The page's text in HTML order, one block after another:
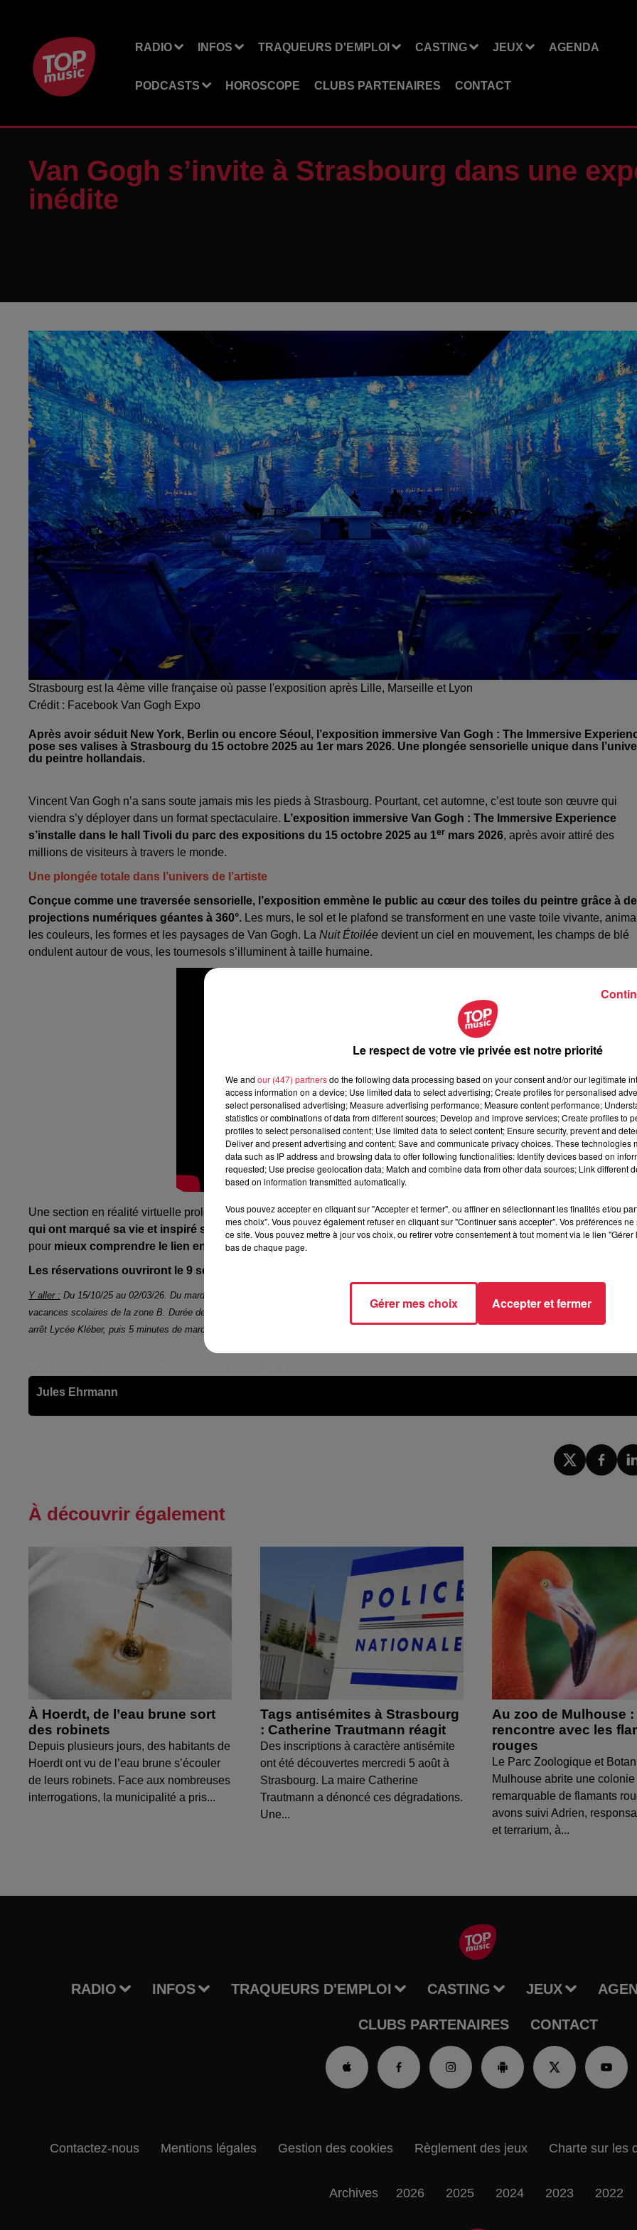
RADIO INFOS TRAQUEURS D'EMPLOI CASTING JEUX AGENDA
PODCASTS HOROSCOPE CLUBS PARTENAIRES CONTACT
Van Gogh s’invite à Strasbourg dans une
inédite
Strasbourg est la 4ème ville française où passe l'exposition après Lille, Marseille et Lyon
Crédit : Facebook Van Gogh Expo
Après avoir séduit New York, Berlin ou encore Séoul, l’exposition immersive Van Gogh : The Immersive
pose ses valises à Strasbourg du 15 octobre 2025 au 1er mars 2026. Une plongée sensorielle unique dans
du peintre hollandais.
Vincent Van Gogh n’a sans soute jamais mis les pieds à Strasbourg. Pourtant, cet automne, c’est toute son œuvre qui
viendra s’y déployer dans un format spectaculaire. L’exposition immersive Van Gogh : The Immersive Experience
s’installe dans le hall Tivoli du parc des expositions du 15 octobre 2025 au 1er mars 2026, après avoir attiré des
millions de visiteurs à travers le monde.
Une plongée totale dans l’univers de l’artiste
Conçue comme une traversée sensorielle, l’exposition emmène le public au cœur des toiles du peintre grâce à
projections numériques géantes à 360°. Les murs, le sol et le plafond se transforment en une vaste toile vivante,
les couleurs, les formes et les paysages de Van Gogh. La Nuit Étoilée devient un ciel en mouvement, les champs de blé
ondulent autour de vous, les tournesols s’illuminent à taille humaine.
Une section en réalité virtuelle prolonge l’expérience en permettant desuivre le parcours de l’artiste à travers les lieux
qui ont marqué sa vie et inspiré ses œuvres. Arles, Saint-Rémy, Auvers-sur-Oise :
autant d’étapes reconstituées en 3D
pour mieux comprendre le lien entre sa vie intérieure et sa production artistique.
Les réservations ouvriront le 9 septembre, mais les plus impatients peuvent déjà s’inscrire sur
Y aller : Du 15/10/25 au 02/03/26. Du mardi au dimanche de 10h à 18h - dernière entrée à 16h30. Ouvert uniquement les lundis feriés et pendant les
vacances scolaires de la zone B. Durée de la visite : 1h/1h15.
, Parc des Expositions, Strasbourg. Trams B et
arrêt Lycée Kléber, puis 5 minutes de marche. Ouvert à tous.
Jules Ehrmann
À découvrir également
À Hoerdt, de l’eau brune sort
des robinets
Depuis plusieurs jours, des habitants de
Hoerdt ont vu de l’eau brune s’écouler
de leurs robinets. Face aux nombreuses
interrogations, la municipalité a pris...
Tags antisémites à Strasbourg
: Catherine Trautmann réagit
Des inscriptions à caractère antisémite
ont été découvertes mercredi 5 août à
Strasbourg. La maire Catherine
Trautmann a dénoncé ces dégradations.
Une...
Au zoo de Mulhouse :
rencontre avec les
rouges
Le Parc Zoologique et
Mulhouse abrite une colonie
remarquable de flamants
avons suivi Adrien,
et terrarium, à...
RADIO INFOS TRAQUEURS D'EMPLOI CASTING JEUX
CLUBS PARTENAIRES CONTACT
Contactez-nous Mentions légales Gestion des cookies Règlement des jeux Charte sur les
Archives 2026 2025 2024 2023 2022
Le respect de votre vie privée est notre priorité
We and our (447) partnersdo the following data processing based on your consent and/or our legitimate
access information on a device; Use limited data to select advertising; Create profiles for personalised
select personalised advertising; Measure advertising performance; Measure content performance;
statistics or combinations of data from different sources; Develop and improve services; Create profiles to
profiles to select personalised content; Use limited data to select content; Ensure security, prevent and
Deliver and present advertising and content; Save and communicate privacy choices. These technologies
data such as IP address and browsing data to offer following functionalities: Identify devices based on
requested; Use precise geolocation data; Match and combine data from other data sources; Link different
based on information transmitted automatically.
Vous pouvez accepter en cliquant sur "Accepter et fermer", ou affiner en sélectionnant les finalités et/ou
mes choix". Vous pouvez également refuser en cliquant sur "Continuer sans accepter". Vos préférences
ce site. Vous pouvez mettre à jour vos choix, ou retirer votre consentement à tout moment via le lien
bas de chaque page.
Gérer mes choix Accepter et fermer